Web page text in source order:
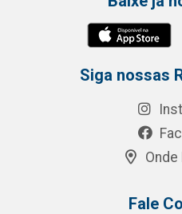
Siga nossas
Fale